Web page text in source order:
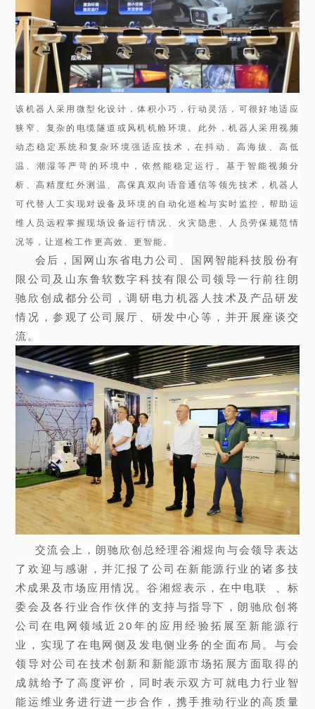
该机器人采用微型化设计，体积小巧，行动灵活，可很好地适应
狭窄、复杂的电缆隧道或风机机舱环境。此外，机器人采用视频
动态稳定系统和复杂环境强适应技术，在抖动、高海拔、高低
温、潮湿等严苛的环境中，依然能稳定运行。基于智能视频分
析、高精度红外测温、高保真双向语音通信等领先技术，机器人
可代替人工实现对设备及环境的自动化巡检与实时监控，帮助运
维人员远程掌握现场设备运行情况、火灾隐患、人员劳保规范情
况等，让巡检工作更高效、更智能。
会后，国网山东省电力公司、国网智能科技股份有
限公司及山东鲁软数字科技有限公司领导一行前往朗
驰欣创成都分公司，调研电力机器人技术及产品研发
情况，参观了公司展厅、研发中心等，并开展座谈交
流。
交流会上，朗驰欣创总经理谷湘煜向与会领导表达
了欢迎与感谢，并汇报了公司在新能源行业的诸多技
术成果及市场应用情况。谷湘煜表示，在中电联
、标
委会及各行业合作伙伴的支持与指导下，朗驰欣创将
公司在电网领域近20年的应用经验拓展至新能源行
业，实现了在电网侧及发电侧业务的全面布局。与会
领导对公司在技术创新和新能源市场拓展方面取得的
成就给予了高度评价，同时表示双方可就电力行业智
能运维业务进行进一步合作，携手推动行业的高质量